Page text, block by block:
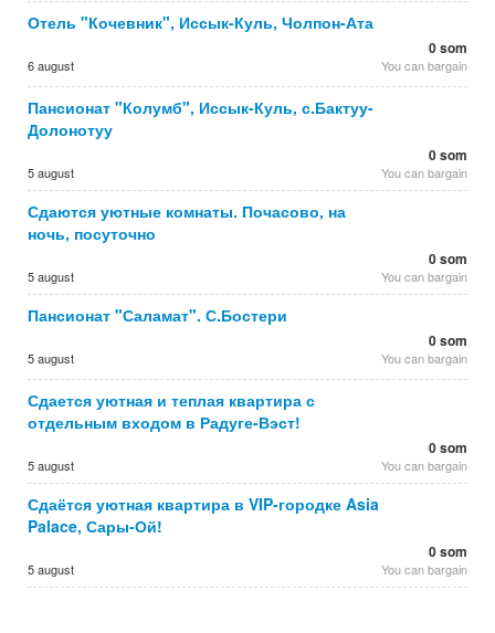
Отель "Кочевник", Иссык-Куль, Чолпон-Ата
6 august
0 som
You can bargain
Пансионат "Колумб", Иссык-Куль, с.Бактуу-
Долонотуу
5 august
0 som
You can bargain
Сдаются уютные комнаты. Почасово, на
ночь, посуточно
5 august
0 som
You can bargain
Пансионат "Саламат". С.Бостери
5 august
0 som
You can bargain
Сдается уютная и теплая квартира с
отдельным входом в Радуге-Вэст!
5 august
0 som
You can bargain
Сдаётся уютная квартира в VIP-городке Asia
Palace, Сары-Ой!
5 august
0 som
You can bargain